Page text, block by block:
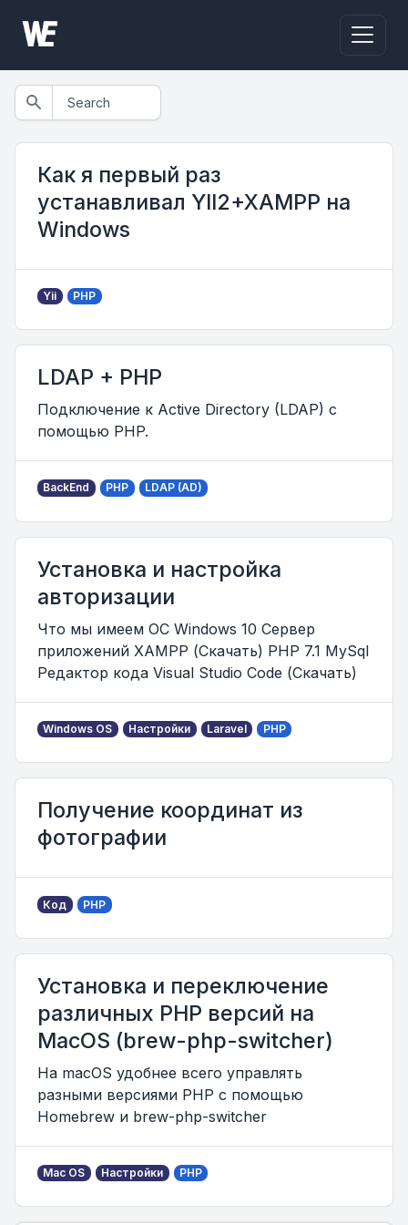
Как я первый раз
устанавливал YII2+XAMPP на
Windows
Yii PHP
LDAP + PHP
Подключение к Active Directory (LDAP) с
помощью PHP.
BackEnd PHP LDAP (AD)
Установка и настройка
авторизации
Что мы имеем ОС Windows 10 Сервер
приложений XAMPP (Скачать) PHP 7.1 MySql
Редактор кода Visual Studio Code (Скачать)
Windows OS Настройки Laravel PHP
Получение координат из
фотографии
Код PHP
Установка и переключение
различных PHP версий на
MacOS (brew-php-switcher)
На macOS удобнее всего управлять
разными версиями PHP с помощью
Homebrew и brew-php-switcher
Mac OS Настройки PHP